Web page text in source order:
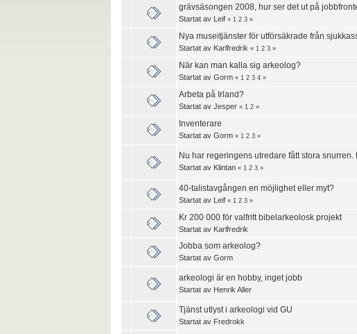
grävsäsongen 2008, hur ser det ut på
Startat av Leif « 1 2 3 »
Nya museitjänster för utförsäkrade från
Startat av Karlfredrik « 1 2 3 »
När kan man kalla sig arkeolog?
Startat av Gorm « 1 2 3 4 »
Arbeta på Irland?
Startat av Jesper « 1 2 »
Inventerare
Startat av Gorm « 1 2 3 »
Nu har regeringens utredare fått stora snurren.
Startat av Klintan « 1 2 3 »
40-talistavgången en möjlighet eller myt?
Startat av Leif « 1 2 3 »
Kr 200 000 för valfritt bibelarkeolosk projekt
Startat av Karlfredrik
Jobba som arkeolog?
Startat av Gorm
arkeologi är en hobby, inget jobb
Startat av Henrik Aller
Tjänst utlyst i arkeologi vid GU
Startat av Fredrokk